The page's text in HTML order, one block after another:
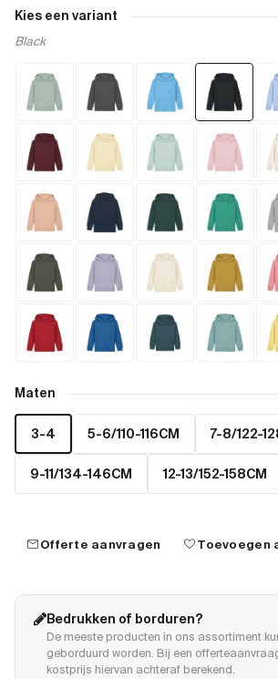
Kies een variant
Black
Maten
3-4 5-6/110-116CM 7-8/122-
9-11/134-146CM 12-13/152-158CM
mailOfferte aanvragen favoriteToevoegen
Bedrukken of borduren?
De meeste producten in ons assortiment
geborduurd worden. Bij een
kostprijs hiervan achteraf berekend.